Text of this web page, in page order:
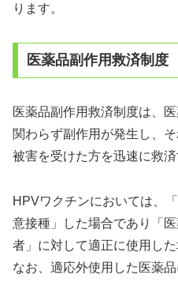
ります。
医薬品副作用救済制度
医薬品副作用救済制度は、
関わらず副作用が発生し、
被害を受けた方を迅速に救済
HPVワクチンにおいては、
意接種」した場合であり「
者」に対して適正に使用した
なお、適応外使用した医薬